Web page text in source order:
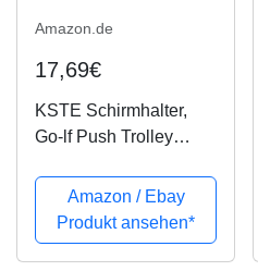
Amazon.de
17,69€
KSTE Schirmhalter,
Go-lf Push Trolley
Kunststoffständer Pull
Bike Cart Black
Universal
Amazon / Ebay
Produkt ansehen*